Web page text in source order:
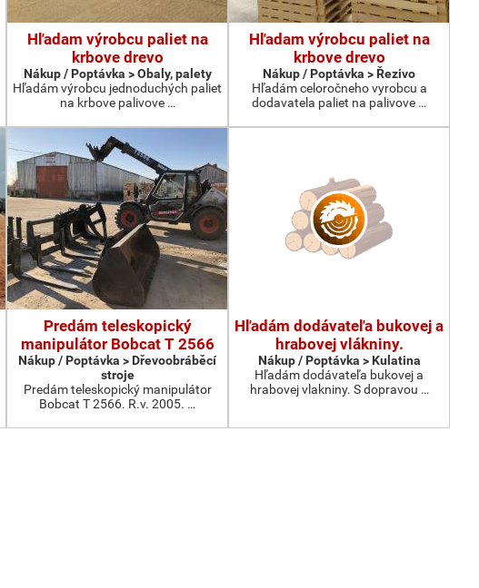
Hľadam výrobcu paliet na
krbove drevo
Nákup / Poptávka > Obaly, palety
Hľadám výrobcu jednoduchých paliet
na krbove palivove …
Hľadam výrobcu paliet na
krbove drevo
Nákup / Poptávka > Řezivo
Hľadám celoročneho vyrobcu a
dodavatela paliet na palivove …
Predám teleskopický
manipulátor Bobcat T 2566
Nákup / Poptávka > Dřevoobráběcí
stroje
Predám teleskopický manipulátor
Bobcat T 2566. R.v. 2005. …
Hľadám dodávateľa bukovej a
hrabovej vlákniny.
Nákup / Poptávka > Kulatina
Hľadám dodávateľa bukovej a
hrabovej vlakniny. S dopravou …